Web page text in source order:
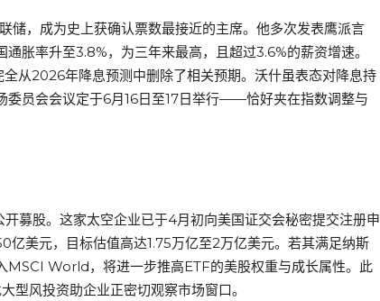
储，成为史上获确认票数最接近的主席。他多次发表鹰派言
胀率升至3.8%，为三年来最高，且超过3.6%的薪资增速。
从2026年降息预测中删除了相关预期。沃什虽表态对降息持
委员会会议定于6月16日至17日举行——恰好夹在指数调整与
募股。这家太空企业已于4月初向美国证交会秘密提交注册申
美元，目标估值高达1.75万亿至2万亿美元。若其满足纳斯
MSCI World，将进一步推高ETF的美股权重与成长属性。此
风投资助企业正密切观察市场窗口。